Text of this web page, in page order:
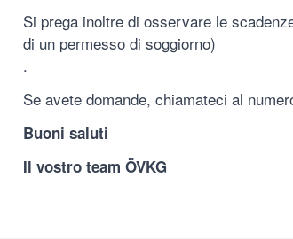
Si prega inoltre di osservare le
di un permesso di soggiorno)
.
Se avete domande, chiamateci al
Buoni saluti
Il vostro team ÖVKG